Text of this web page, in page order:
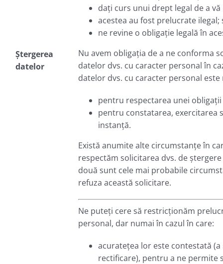
Ștergerea
datelor
dați curs unui drept legal de a
acestea au fost prelucrate ilegal;
ne revine o obligație legală în
Nu avem obligația de a ne conforma
datelor dvs. cu caracter personal în
datelor dvs. cu caracter personal este
pentru respectarea unei obligații
pentru constatarea, exercitarea
instanță.
Există anumite alte circumstanțe în
respectăm solicitarea dvs. de
două sunt cele mai probabile
refuza această solicitare.
Ne puteți cere să restricționăm
personal, dar numai în cazul în care:
acuratețea lor este contestată (a
rectificare), pentru a ne permite